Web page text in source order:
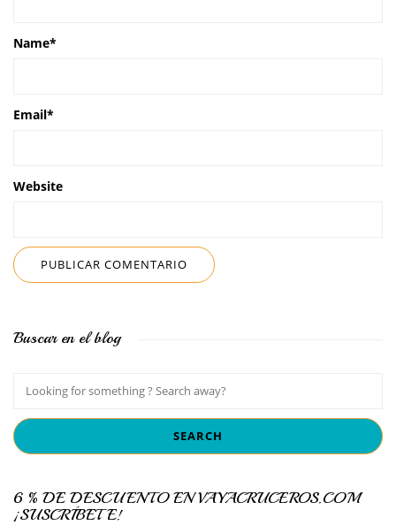
Name*
Email*
Website
Buscar en el blog
6 % DE DESCUENTO EN VAYACRUCEROS.COM
¡SUSCRÍBETE!